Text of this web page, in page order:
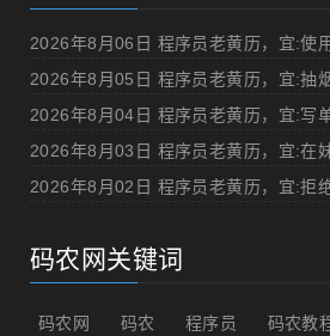
2026年8月05日 程序员老黄历，宜:抽
2026年8月02日 程序员老黄历，宜:拒
码农网关键词
码农网 码农 程序员 码农教